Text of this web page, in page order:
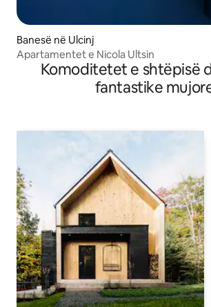
Banesë në Ulcinj
Apartamentet e Nicola Ultsin
Komoditetet e shtëpisë
fantastike